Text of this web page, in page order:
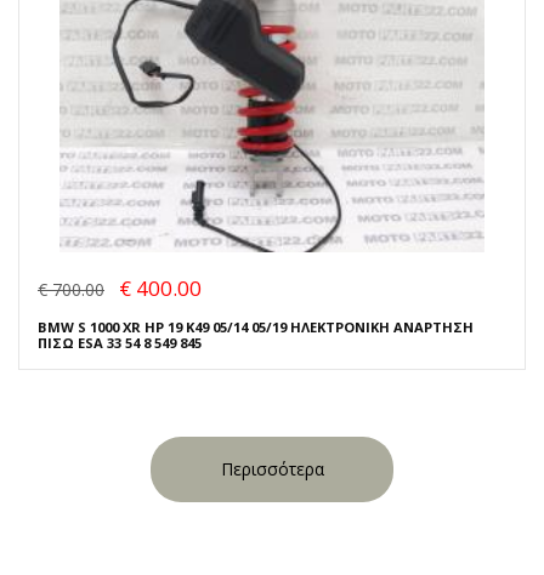
€ 700.00 € 400.00
BMW S 1000 XR HP 19 K49 05/14 05/19 ΗΛΕΚΤΡΟΝΙΚΗ ΑΝΑΡΤΗΣΗ
ΠΙΣΩ ESA 33 54 8 549 845
Περισσότερα